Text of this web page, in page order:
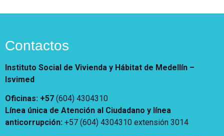
Reconocimiento de
Acompañamiento Social
OPV-JVC
Rendición de cuentas
Encuesta de Percepción
Contraste
Más Información sobre Accesibilidad
Contactos
Instituto Social de Vivienda y Hábitat de Medellín –
Isvimed
Oficinas: +57 (604) 4304310
Línea única de Atención al Ciudadano y línea
anticorrupción: +57 (604) 4304310 extensión 3014